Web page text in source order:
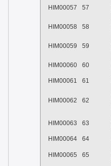
HIM00057 57
HIM00058 58
HIM00059 59
HIM00060 60
HIM00061
61
HIM00062 62
HIM00063 63
HIM00064
64
HIM00065 65